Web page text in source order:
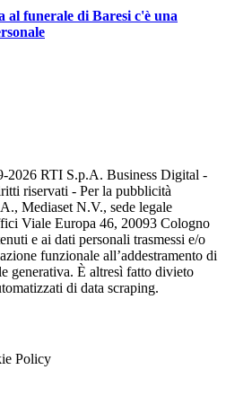
al funerale di Baresi c'è una
2026 RTI S.p.A. Business Digital -
riservati - Per la pubblicità
Mediaset N.V., sede legale
Viale Europa 46, 20093 Cologno
e ai dati personali trasmessi e/o
funzionale all’addestramento di
generativa. È altresì fatto divieto
di data scraping.
Policy